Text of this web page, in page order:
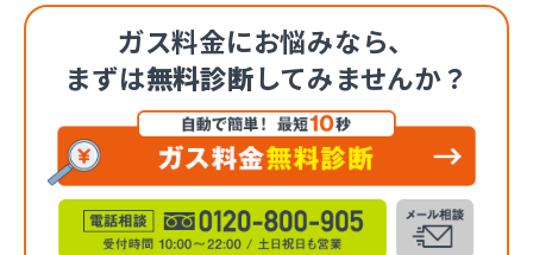
ガス料金にお悩みなら、
まずは無料診断してみませんか？